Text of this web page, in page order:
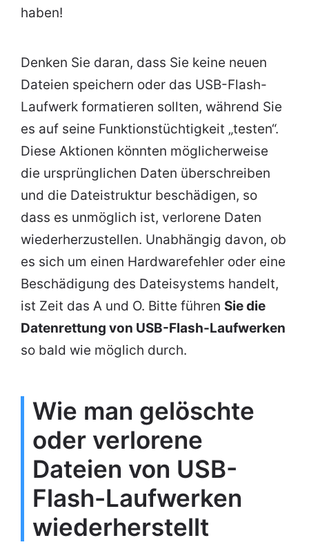
haben!
Denken Sie daran, dass Sie keine neuen
Dateien speichern oder das USB-Flash-
Laufwerk formatieren sollten, während Sie
es auf seine Funktionstüchtigkeit „testen“.
Diese Aktionen könnten möglicherweise
die ursprünglichen Daten überschreiben
und die Dateistruktur beschädigen, so
dass es unmöglich ist, verlorene Daten
wiederherzustellen. Unabhängig davon, ob
es sich um einen Hardwarefehler oder eine
Beschädigung des Dateisystems handelt,
ist Zeit das A und O. Bitte führen Sie die
Datenrettung von USB-Flash-Laufwerken
so bald wie möglich durch.
Wie man gelöschte
oder verlorene
Dateien von USB-
Flash-Laufwerken
wiederherstellt